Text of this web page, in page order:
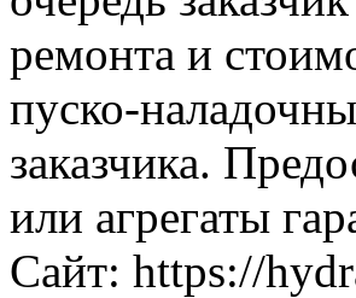
ремонта и
пуско-
заказчика.
или агрегаты
Сайт: https://